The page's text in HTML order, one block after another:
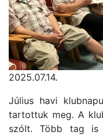
2025.07.14.
Július havi
tartottuk meg. A
szólt. Több tag is